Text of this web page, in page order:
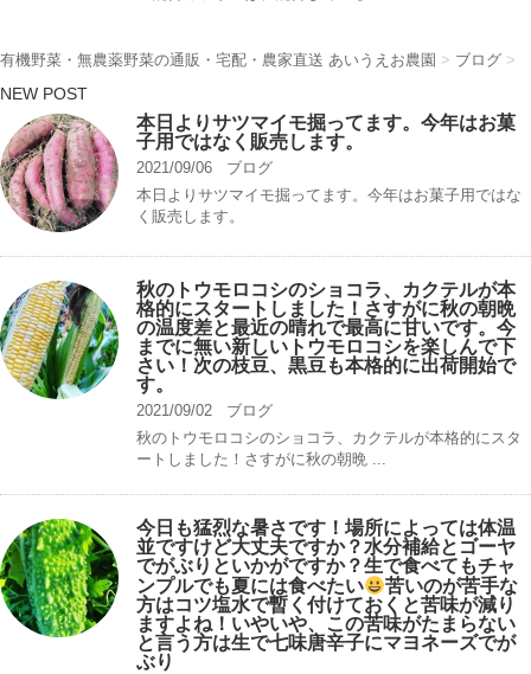
有機野菜・無農薬野菜の通販・宅配・農家直送 あいうえお農園 > ブログ >
NEW POST
本日よりサツマイモ掘ってます。今年はお菓
子用ではなく販売します。
2021/09/06
ブログ
本日よりサツマイモ掘ってます。今年はお菓子用ではな
く販売します。
秋のトウモロコシのショコラ、カクテルが本
格的にスタートしました！さすがに秋の朝晩
の温度差と最近の晴れで最高に甘いです。今
までに無い新しいトウモロコシを楽しんで下
さい！次の枝豆、黒豆も本格的に出荷開始で
す。
2021/09/02
ブログ
秋のトウモロコシのショコラ、カクテルが本格的にスタ
ートしました！さすがに秋の朝晩 ...
今日も猛烈な暑さです！場所によっては体温
並ですけど大丈夫ですか？水分補給とゴーヤ
でがぶりといかがですか？生で食べてもチャ
ンプルでも夏には食べたい
苦いのが苦手な
方はコツ塩水で暫く付けておくと苦味が減り
ますよね！いやいや、この苦味がたまらない
と言う方は生で七味唐辛子にマヨネーズでが
ぶり